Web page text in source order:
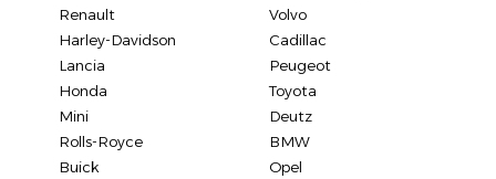
Renault
Volvo
Harley-Davidson
Cadillac
Lancia
Peugeot
Honda
Toyota
Mini
Deutz
Rolls-Royce
BMW
Buick
Opel